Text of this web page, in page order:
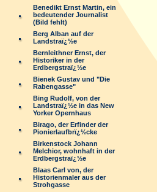
Benedikt Ernst Martin, ein
bedeutender Journalist
(Bild fehlt)
Berg Alban auf der
Landstraï¿½e
Bernleithner Ernst, der
Historiker in der
Erdbergstraï¿½e
Bienek Gustav und "Die
Rabengasse"
Bing Rudolf, von der
Landstraï¿½e in das New
Yorker Opernhaus
Birago, der Erfinder der
Pionierlaufbrï¿½cke
Birkenstock Johann
Melchior, wohnhaft in der
Erdbergstraï¿½e
Blaas Carl von, der
Historienmaler aus der
Strohgasse